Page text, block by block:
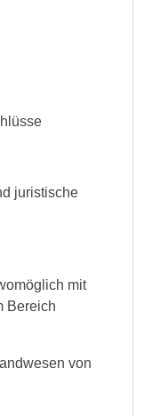
juristische
mit
Bereich
von